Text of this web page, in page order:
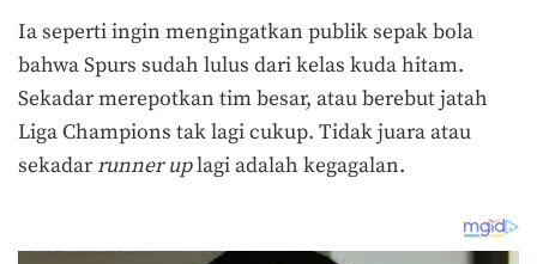
Ia seperti ingin mengingatkan publik sepak bola
bahwa Spurs sudah lulus dari kelas kuda hitam.
Sekadar merepotkan tim besar, atau berebut jatah
Liga Champions tak lagi cukup. Tidak juara atau
sekadarrunner uplagi adalah kegagalan.